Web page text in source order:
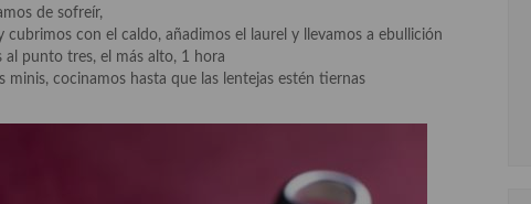
de sofreír,
con el caldo, añadimos el laurel y llevamos a ebullición
al punto tres, el más alto, 1 hora
minis, cocinamos hasta que las lentejas estén tiernas